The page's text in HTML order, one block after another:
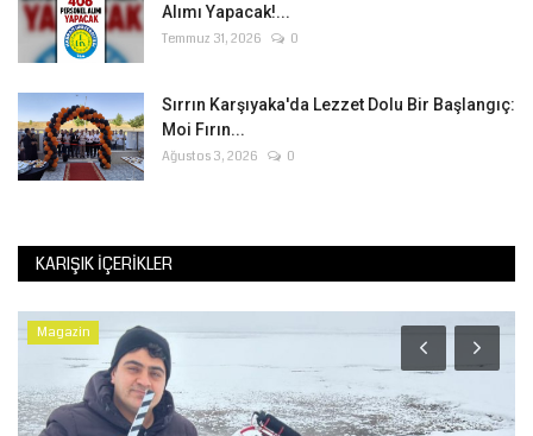
Alımı Yapacak!...
Temmuz 31, 2026 0
Sırrın Karşıyaka'da Lezzet Dolu Bir Başlangıç:
Moi Fırın...
Ağustos 3, 2026 0
KARIŞIK İÇERIKLER
Magazin